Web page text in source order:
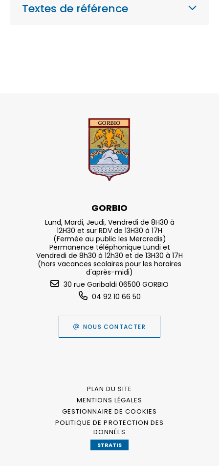
Textes de référence
GORBIO
Lund, Mardi, Jeudi, Vendredi de 8H30 à
12H30 et sur RDV de 13H30 à 17H
(Fermée au public les Mercredis)
Permanence téléphonique Lundi et
Vendredi de 8h30 à 12h30 et de 13H30 à 17H
(hors vacances scolaires pour les horaires
d'après-midi)
30 rue Garibaldi 06500 GORBIO
04 92 10 66 50
NOUS CONTACTER
PLAN DU SITE
MENTIONS LÉGALES
GESTIONNAIRE DE COOKIES
POLITIQUE DE PROTECTION DES
DONNÉES
STRATIS